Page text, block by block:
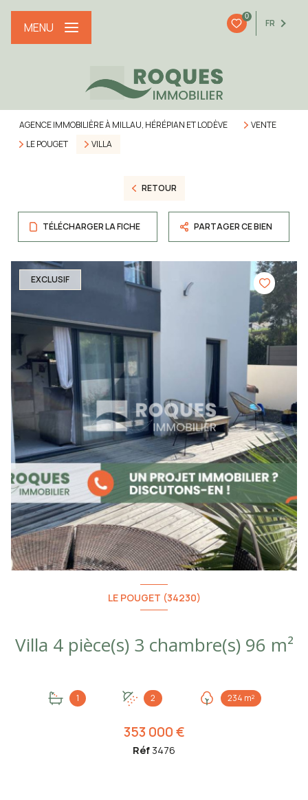
0
FR
MENU
AGENCE IMMOBILIÈRE À MILLAU, HÉRÉPIAN ET LODÈVE
VENTE
LE POUGET
VILLA
RETOUR
TÉLÉCHARGER LA FICHE PARTAGER CE BIEN
EXCLUSIF
LE POUGET (34230)
Villa 4 pièce(s) 3 chambre(s) 96 m²
1 2 234 m²
353 000 €
Réf 3476